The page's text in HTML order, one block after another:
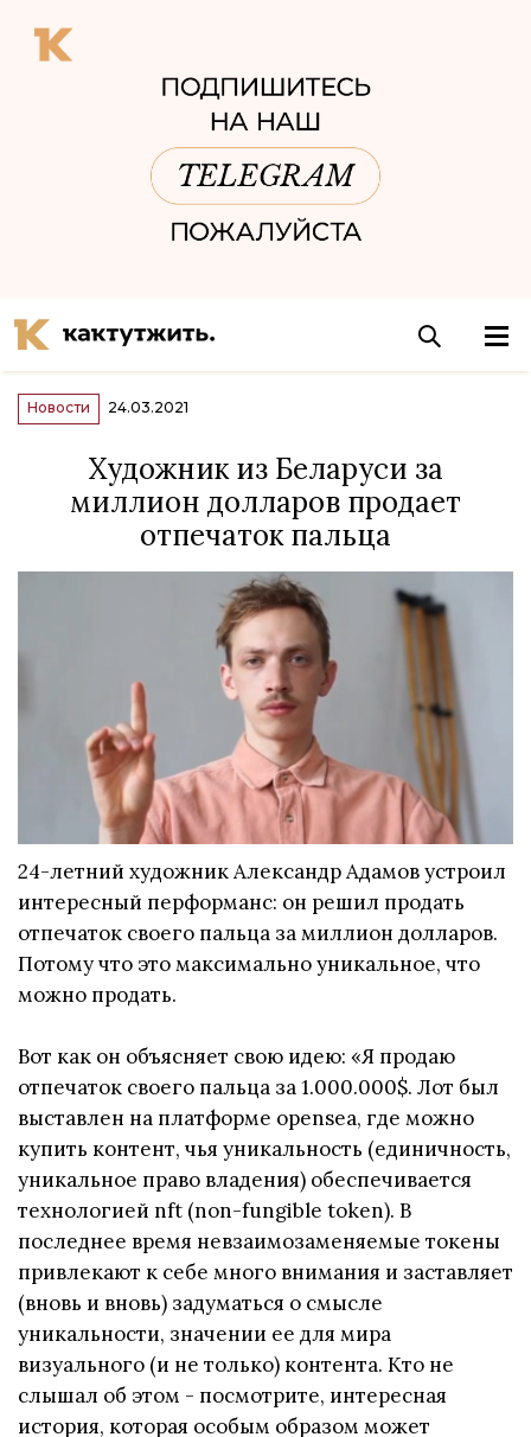
Новости 24.03.2021
Художник из Беларуси за
миллион долларов продает
отпечаток пальца
24-летний художник Александр Адамов устроил
интересный перформанс: он решил продать
отпечаток своего пальца за миллион долларов.
Потому что это максимально уникальное, что
можно продать.
Вот как он объясняет свою идею: «Я продаю
отпечаток своего пальца за 1.000.000$. Лот был
выставлен на платформе opensea, где можно
купить контент, чья уникальность (единичность,
уникальное право владения) обеспечивается
технологией nft (non-fungible token). В
последнее время невзаимозаменяемые токены
привлекают к себе много внимания и заставляет
(вновь и вновь) задуматься о смысле
уникальности, значении ее для мира
визуального (и не только) контента. Кто не
слышал об этом - посмотрите, интересная
история, которая особым образом может